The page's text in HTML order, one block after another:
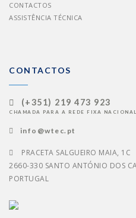
CONTACTOS
ASSISTÊNCIA TÉCNICA
CONTACTOS
(+351) 219 473 923
CHAMADA PARA A REDE FIXA NACIONAL
info@wtec.pt
PRACETA SALGUEIRO MAIA, 1C
2660-330 SANTO ANTÓNIO DOS
PORTUGAL